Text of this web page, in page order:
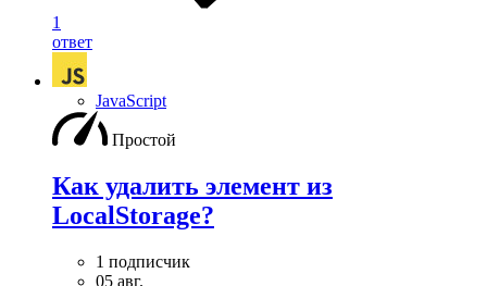
1
ответ
JavaScript
Простой
Как удалить элемент из
LocalStorage?
1 подписчик
05 авг.